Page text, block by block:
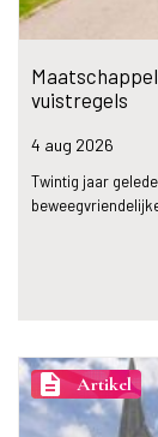
vuistregels
4 aug 2026
Twintig jaar
description Artikel